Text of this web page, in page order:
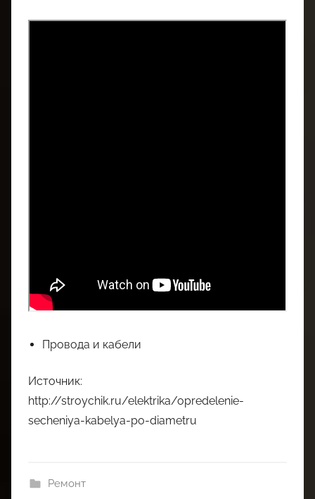
Провода и кабели
Источник:
http://stroychik.ru/elektrika/opredelenie-
secheniya-kabelya-po-diametru
Ремонт